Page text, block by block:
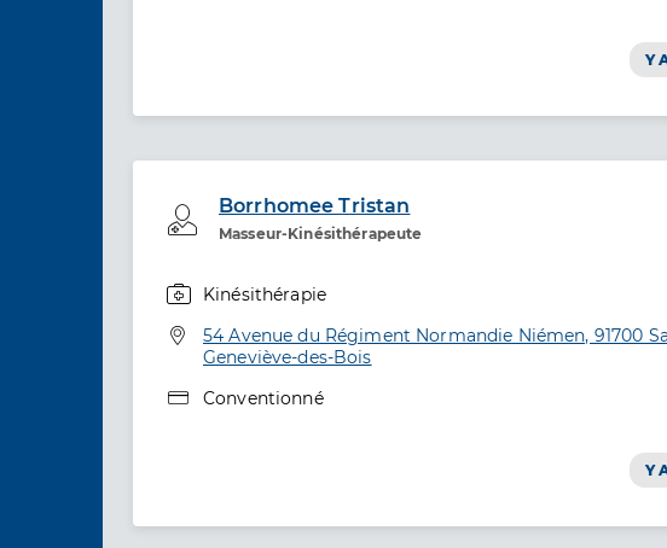
Y
Borrhomee Tristan
Masseur-Kinésithérapeute
Professionel de santé
Kinésithérapie
Adresse
54 Avenue du Régiment Normandie Niémen, 91700
Geneviève-des-Bois
Type de convention
Conventionné
Y